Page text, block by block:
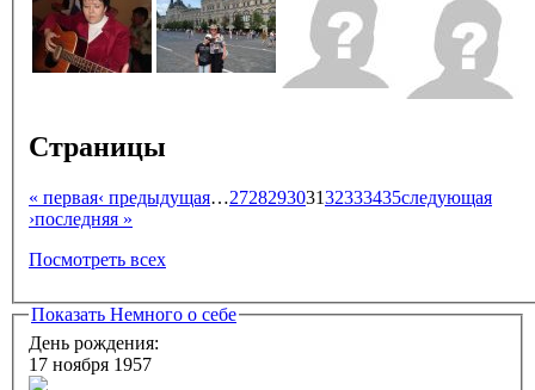
Страницы
« первая‹ предыдущая…272829303132333435следующая
›последняя »
Посмотреть всех
Показать Немного о себе
День рождения:
17 ноября 1957